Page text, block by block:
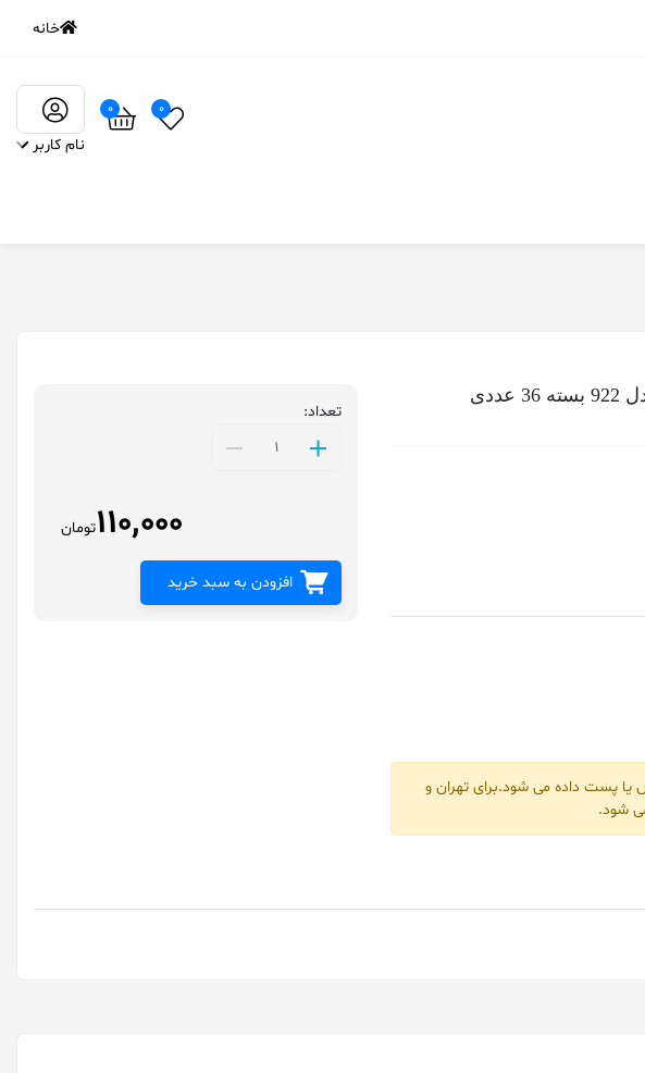
خانه
0
0
نام کاربر
یا پست داده می شود.برای تهران و
شود.
تعداد:
110,000تومان
افزودن به سبد خرید